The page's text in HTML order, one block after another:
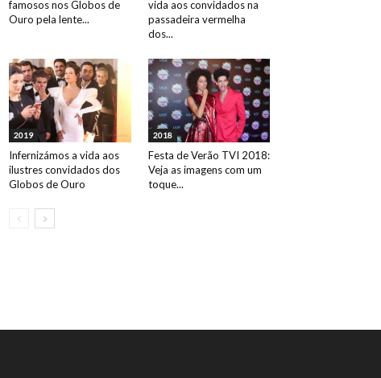
famosos nos Globos de
Ouro pela lente...
vida aos convidados na
passadeira vermelha
dos...
2019
Infernizámos a vida aos
ilustres convidados dos
Globos de Ouro
2018
Festa de Verão TVI 2018:
Veja as imagens com um
toque...